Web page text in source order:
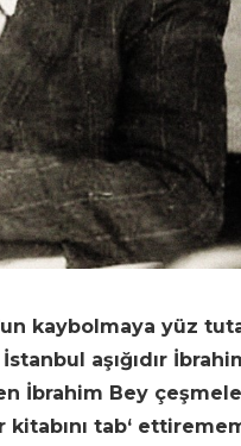
kaybolmaya yüz
aşığıdır
İbrahim Bey
tab‘